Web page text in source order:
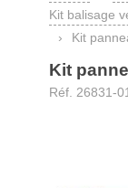
Kit balisage
›
Kit
Kit
Réf. 26831-01